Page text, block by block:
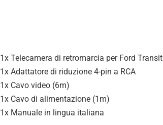
1x Telecamera di retromarcia per Ford Transit
1x Adattatore di riduzione 4-pin a RCA
1x Cavo video (6m)
1x Cavo di alimentazione (1m)
1x Manuale in lingua italiana